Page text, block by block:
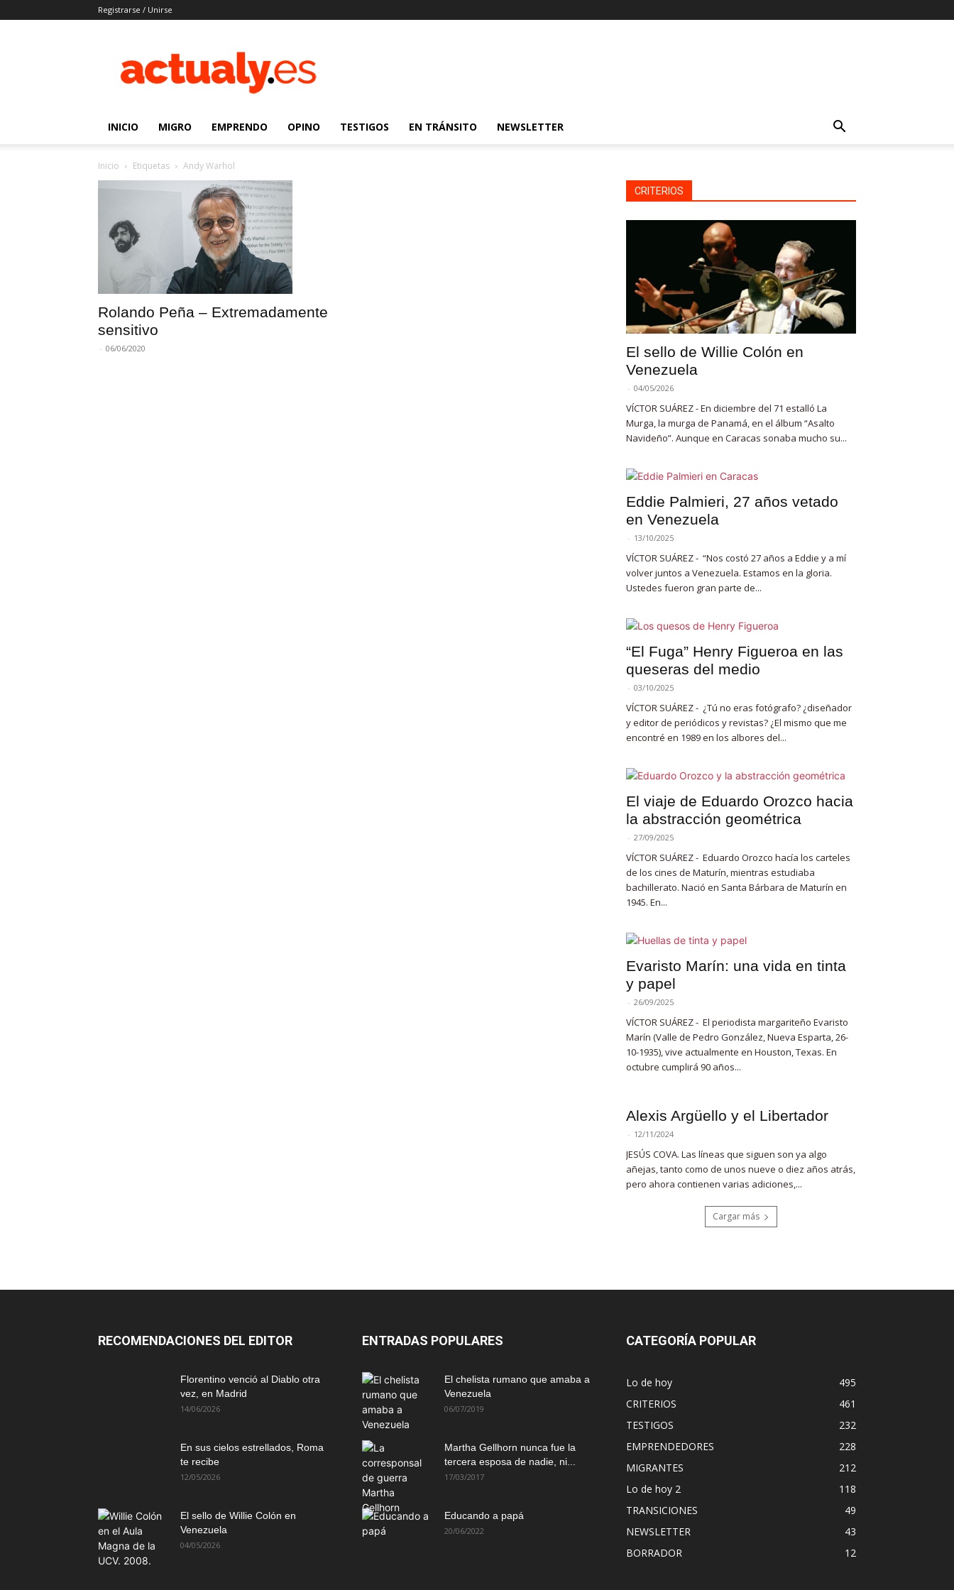
Registrarse / Unirse
|
Noticias
venezolanos
INICIO MIGRO EMPRENDO OPINO TESTIGOS EN TRÁNSITO NEWSLETTER
Inicio Etiquetas Andy Warhol
Rolando Peña – Extremadamente
sensitivo
- 06/06/2020
CRITERIOS
El sello de Willie Colón en
Venezuela
- 04/05/2026
VÍCTOR SUÁREZ - En diciembre del 71 estalló La
Murga, la murga de Panamá, en el álbum “Asalto
Navideño”. Aunque en Caracas sonaba mucho su...
Eddie Palmieri, 27 años vetado
en Venezuela
- 13/10/2025
VÍCTOR SUÁREZ - “Nos costó 27 años a Eddie y a mí
volver juntos a Venezuela. Estamos en la gloria.
Ustedes fueron gran parte de...
“El Fuga” Henry Figueroa en las
queseras del medio
- 03/10/2025
VÍCTOR SUÁREZ - ¿Tú no eras fotógrafo? ¿diseñador
y editor de periódicos y revistas? ¿El mismo que me
encontré en 1989 en los albores del...
El viaje de Eduardo Orozco hacia
la abstracción geométrica
- 27/09/2025
VÍCTOR SUÁREZ - Eduardo Orozco hacía los carteles
de los cines de Maturín, mientras estudiaba
bachillerato. Nació en Santa Bárbara de Maturín en
1945. En...
Evaristo Marín: una vida en tinta
y papel
- 26/09/2025
VÍCTOR SUÁREZ - El periodista margariteño Evaristo
Marín (Valle de Pedro González, Nueva Esparta, 26-
10-1935), vive actualmente en Houston, Texas. En
octubre cumplirá 90 años...
Alexis Argüello y el Libertador
- 12/11/2024
JESÚS COVA. Las líneas que siguen son ya algo
añejas, tanto como de unos nueve o diez años atrás,
pero ahora contienen varias adiciones,...
Cargar más
RECOMENDACIONES DEL EDITOR
Florentino venció al Diablo otra
vez, en Madrid
14/06/2026
En sus cielos estrellados, Roma
te recibe
12/05/2026
El sello de Willie Colón en
Venezuela
04/05/2026
ENTRADAS POPULARES
El chelista rumano que amaba a
Venezuela
06/07/2019
Martha Gellhorn nunca fue la
tercera esposa de nadie, ni...
17/03/2017
Educando a papá
20/06/2022
CATEGORÍA POPULAR
Lo de hoy
495
CRITERIOS
461
TESTIGOS
232
EMPRENDEDORES
228
MIGRANTES
212
Lo de hoy 2
118
TRANSICIONES
49
NEWSLETTER
43
BORRADOR
12